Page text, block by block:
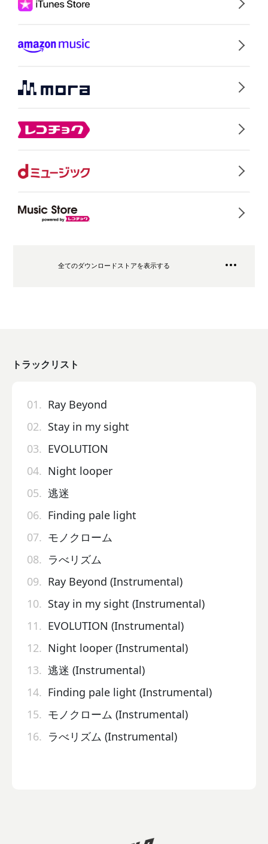
全てのダウンロードストアを表示する
トラックリスト
01. Ray Beyond
02. Stay in my sight
03. EVOLUTION
04. Night looper
05. 逃迷
06. Finding pale light
07. モノクローム
08. ラべリズム
09. Ray Beyond (Instrumental)
10. Stay in my sight (Instrumental)
11. EVOLUTION (Instrumental)
12. Night looper (Instrumental)
13. 逃迷 (Instrumental)
14. Finding pale light (Instrumental)
15. モノクローム (Instrumental)
16. ラべリズム (Instrumental)